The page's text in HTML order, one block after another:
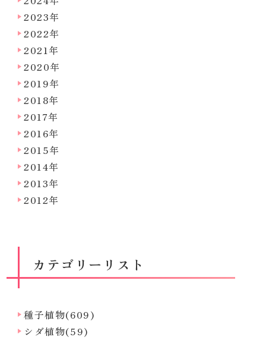
2023年
2022年
2021年
2020年
2019年
2018年
2017年
2016年
2015年
2014年
2013年
2012年
カテゴリーリスト
種子植物(609)
シダ植物(59)